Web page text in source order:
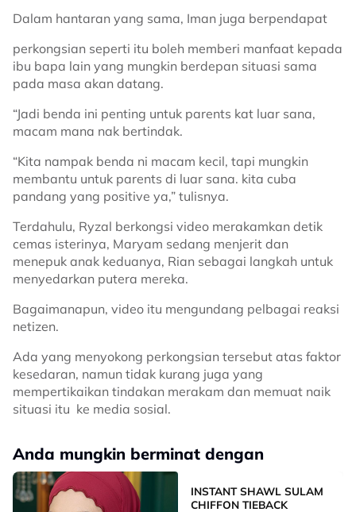
Dalam hantaran yang sama, Iman juga berpendapat
perkongsian seperti itu boleh memberi manfaat kepada
ibu bapa lain yang mungkin berdepan situasi sama
pada masa akan datang.
“Jadi benda ini penting untuk parents kat luar sana,
macam mana nak bertindak.
“Kita nampak benda ni macam kecil, tapi mungkin
membantu untuk parents di luar sana. kita cuba
pandang yang positive ya,” tulisnya.
Terdahulu, Ryzal berkongsi video merakamkan detik
cemas isterinya, Maryam sedang menjerit dan
menepuk anak keduanya, Rian sebagai langkah untuk
menyedarkan putera mereka.
Bagaimanapun, video itu mengundang pelbagai reaksi
netizen.
Ada yang menyokong perkongsian tersebut atas faktor
kesedaran, namun tidak kurang juga yang
mempertikaikan tindakan merakam dan memuat naik
situasi itu ke media sosial.
Anda mungkin berminat dengan
INSTANT SHAWL SULAM
CHIFFON TIEBACK